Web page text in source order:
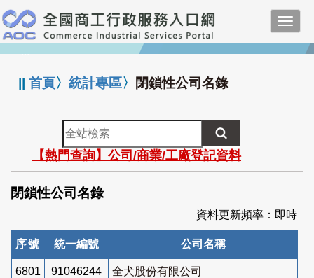
跳
到
主
要
:::
||首頁〉統計專區〉 閉鎖性公司名錄
全
站
檢
索
【熱門查詢】公司/商業/工廠登記資料
閉鎖性公司名錄
資料更新頻率：即時
序號 統一編號 公司名稱
6801 91046244 全犬股份有限公司